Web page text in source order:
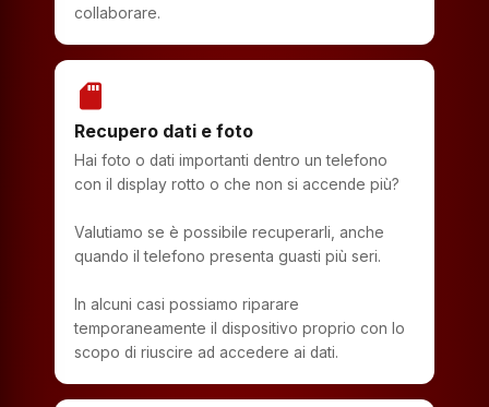
collaborare.
sd_storage
Recupero dati e foto
Hai foto o dati importanti dentro un telefono
con il display rotto o che non si accende più?
Valutiamo se è possibile recuperarli, anche
quando il telefono presenta guasti più seri.
In alcuni casi possiamo riparare
temporaneamente il dispositivo proprio con lo
scopo di riuscire ad accedere ai dati.